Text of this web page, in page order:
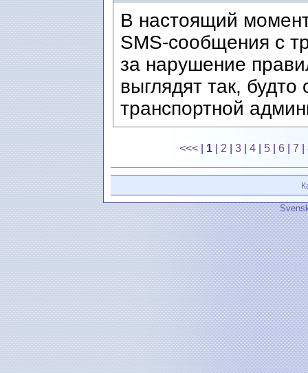
В настоящий
SMS-сообщения с
за нарушение
выглядят так,
транспортной
<<< 1 2 |3 |4 5 |6 |7 |